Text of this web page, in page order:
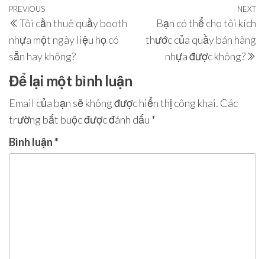
Điều
hướng
bài
viết
Previous
Post
PREVIOUS
Tôi cần thuê quầy booth
nhựa một ngày liệu họ có
sẵn hay không?
NEXT
Bạn có thể cho tôi kích
thước của quầy bán hàng
nhựa được không?
Để lại một bình luận
Email của bạn sẽ không được hiển thị công khai. Các
trường bắt buộc được đánh dấu *
Bình luận*